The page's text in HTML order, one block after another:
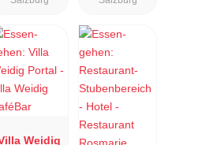
Weidig